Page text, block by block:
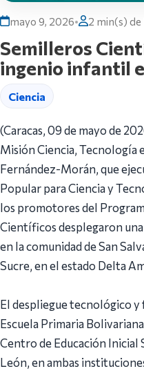
mayo 9, 2026• 2 min(s)
Semilleros
ingenio infantil
Ciencia
(Caracas, 09 de mayo de
Misión Ciencia, Tecnología
Fernández-Morán, que
Popular para Ciencia y
los promotores del
Científicos desplegaron
en la comunidad de San
Sucre, en el estado Delta
El despliegue tecnológico
Escuela Primaria
Centro de Educación
León, en ambas